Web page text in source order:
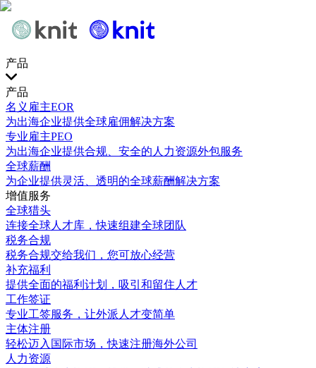
产品
产品
名义雇主EOR
为出海企业提供全球雇佣解决方案
专业雇主PEO
为出海企业提供合规、安全的人力资源外包服务
全球薪酬
为企业提供灵活、透明的全球薪酬解决方案
增值服务
全球猎头
连接全球人才库，快速组建全球团队
税务合规
税务合规交给我们，您可放心经营
补充福利
提供全面的福利计划，吸引和留住人才
工作签证
专业工签服务，让外派人才变简单
主体注册
轻松迈入国际市场，快速注册海外公司
人力资源